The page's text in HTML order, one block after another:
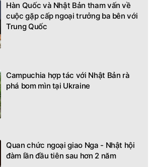
Hàn Quốc và Nhật Bản tham vấn về
cuộc gặp cấp ngoại trưởng ba bên với
Trung Quốc
Campuchia hợp tác với Nhật Bản rà
phá bom mìn tại Ukraine
Quan chức ngoại giao Nga - Nhật hội
đàm lần đầu tiên sau hơn 2 năm